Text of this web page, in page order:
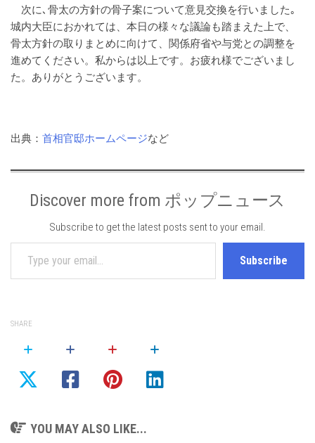
次に､骨太の方針の骨子案について意見交換を行いました｡
城内大臣におかれては、本日の様々な議論も踏まえた上で、
骨太方針の取りまとめに向けて、関係府省や与党との調整を
進めてください。私からは以上です。お疲れ様でございまし
た。ありがとうございます。
出典： 首相官邸ホームページなど
Discover more from ポップニュース
Subscribe to get the latest posts sent to your email.
Type your email…
Subscribe
SHARE
YOU MAY ALSO LIKE...